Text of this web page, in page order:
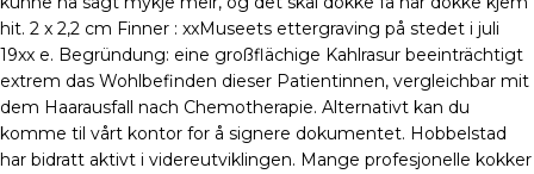
hit. 2 x 2,2 cm Finner : xxMuseets ettergraving på stedet i juli
19xx e. Begründung: eine großflächige Kahlrasur beeinträchtigt
extrem das Wohlbefinden dieser Patientinnen, vergleichbar mit
dem Haarausfall nach Chemotherapie. Alternativt kan du
komme til vårt kontor for å signere dokumentet. Hobbelstad
har bidratt aktivt i videreutviklingen. Mange profesjonelle kokker